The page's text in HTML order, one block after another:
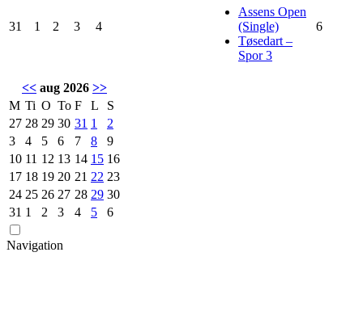
31 1 2 3 4
Assens Open
(Single)
Tøsedart –
Spor 3
6
<< aug 2026 >>
M Ti O To F L
S
27 28 29 30 31 1
2
3
4 5 6 7 8
9
10 11 12 13 14 15 16
17 18 19 20 21 22 23
24 25 26 27 28 29 30
31 1 2 3 4 5 6
Navigation